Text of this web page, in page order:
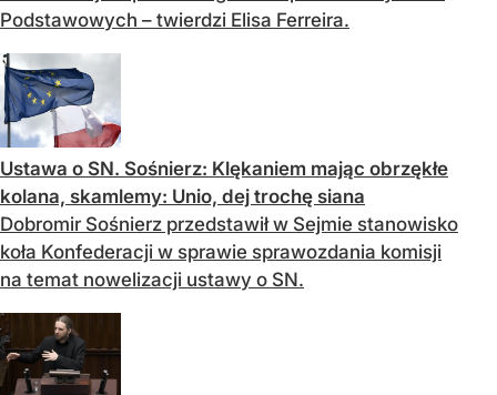
Podstawowych – twierdzi Elisa Ferreira.
Ustawa o SN. Sośnierz: Klękaniem mając obrzękłe
kolana, skamlemy: Unio, dej trochę siana
Dobromir Sośnierz przedstawił w Sejmie stanowisko
koła Konfederacji w sprawie sprawozdania komisji
na temat nowelizacji ustawy o SN.